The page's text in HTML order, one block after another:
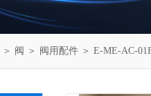
＞ 阀 ＞ 阀用配件 ＞ E-ME-AC-